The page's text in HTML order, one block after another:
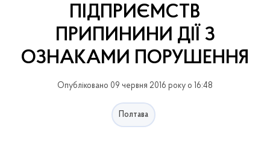
ПІДПРИЄМСТВ
ПРИПИНИНИ ДІЇ З
ОЗНАКАМИ ПОРУШЕННЯ
Опубліковано 09 червня 2016 року о 16:48
Полтава